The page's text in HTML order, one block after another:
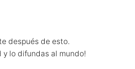
después de esto.
y lo difundas al mundo!